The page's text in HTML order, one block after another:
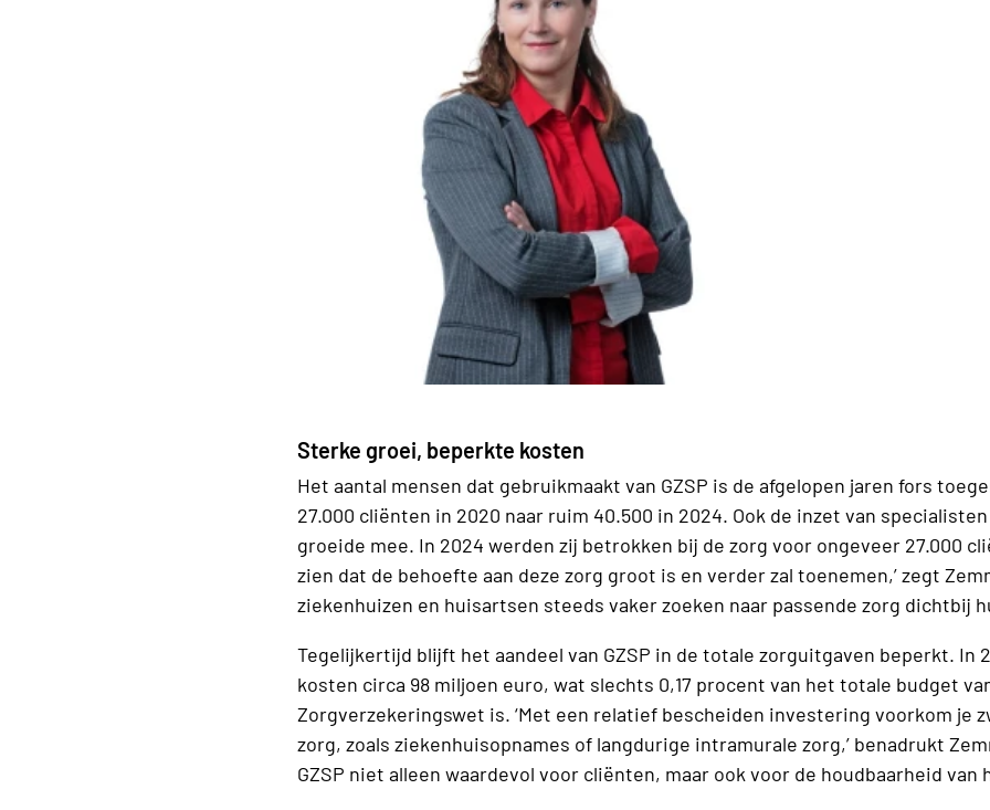
Sterke groei, beperkte kosten
Het aantal mensen dat gebruikmaakt van GZSP is de afgelopen jaren fors
27.000 cliënten in 2020 naar ruim 40.500 in 2024. Ook de inzet van
groeide mee. In 2024 werden zij betrokken bij de zorg voor ongeveer 27.000
zien dat de behoefte aan deze zorg groot is en verder zal toenemen,’ zegt
ziekenhuizen en huisartsen steeds vaker zoeken naar passende zorg dichtbij
Tegelijkertijd blijft het aandeel van GZSP in de totale zorguitgaven beperkt. In
kosten circa 98 miljoen euro, wat slechts 0,17 procent van het totale budget
Zorgverzekeringswet is. ‘Met een relatief bescheiden investering voorkom je
zorg, zoals ziekenhuisopnames of langdurige intramurale zorg,’ benadrukt
GZSP niet alleen waardevol voor cliënten, maar ook voor de houdbaarheid van